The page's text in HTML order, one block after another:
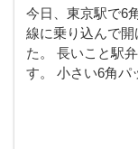
今日、東京駅で6
線に乗り込んで
た。 長いこと駅
す。 小さい6角